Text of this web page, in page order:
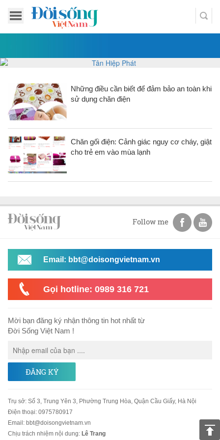
Những điều cần biết để đảm bảo an toàn khi
sử dụng chăn điện
Chăn gối điện: Cảnh giác nguy cơ cháy, giật
cho trẻ em vào mùa lạnh
Follow me
Email: bbt@doisongvietnam.vn
Gọi hotline: 0989 316 721
Mời bạn đăng ký nhận thông tin hot nhất từ
Đời Sống Việt Nam !
ĐĂNG KÝ
Trụ sở: Số 3, Trung Yên 3, Phường Trung Hòa, Quận Cầu Giấy, Hà Nội
Điện thoại: 0975780917
Email : bbt@doisongvietnam.vn
Chịu trách nhiệm nội dung: Lê Trang